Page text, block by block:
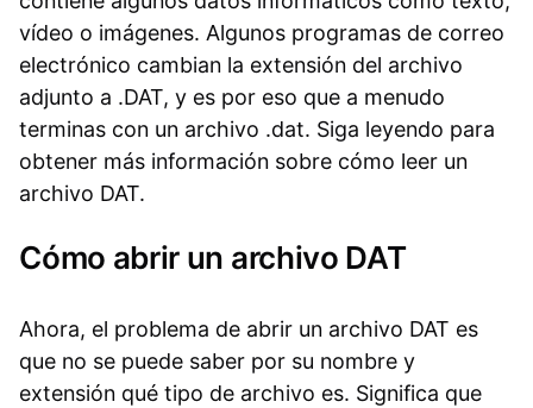
vídeo o imágenes. Algunos programas de correo
electrónico cambian la extensión del archivo
adjunto a .DAT, y es por eso que a menudo
terminas con un archivo .dat. Siga leyendo para
obtener más información sobre cómo leer un
archivo DAT.
Cómo abrir un archivo DAT
Ahora, el problema de abrir un archivo DAT es
que no se puede saber por su nombre y
extensión qué tipo de archivo es. Significa que